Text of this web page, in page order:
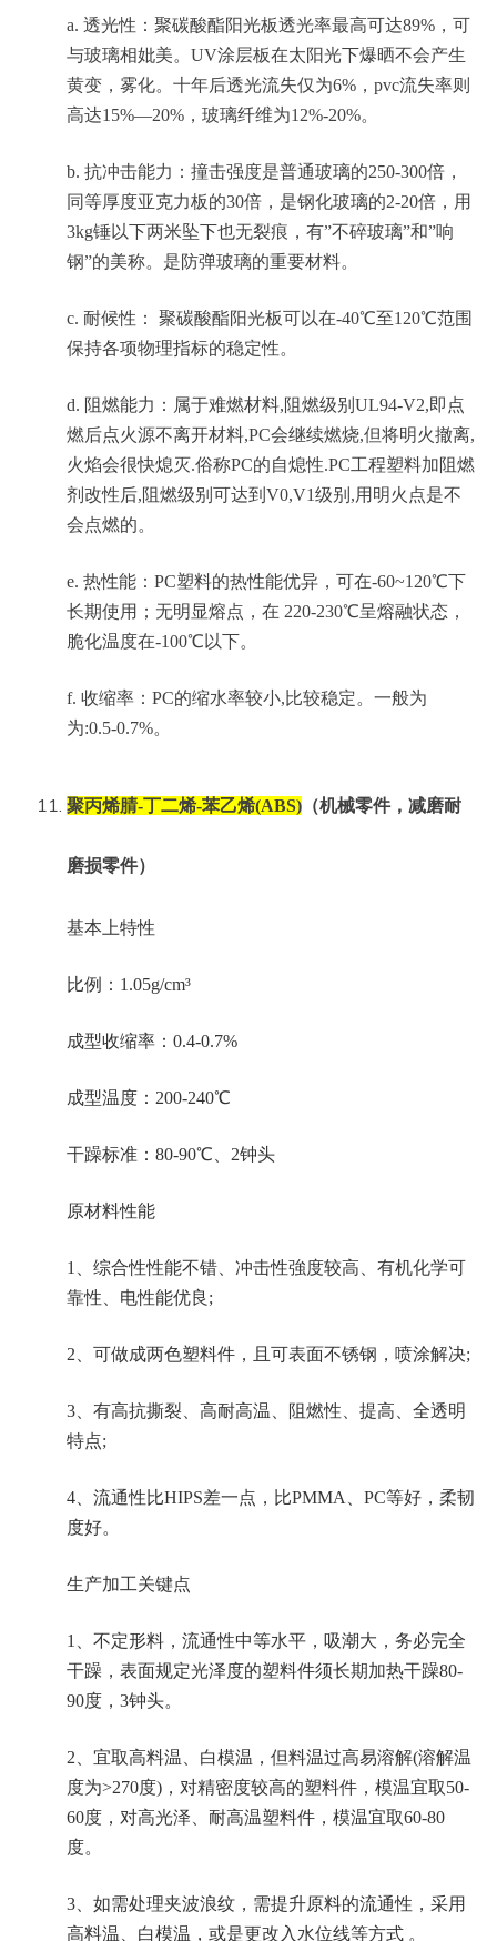
a. 透光性：聚碳酸酯阳光板透光率最高可达89%，可
与玻璃相妣美。UV涂层板在太阳光下爆晒不会产生
黄变，雾化。十年后透光流失仅为6%，pvc流失率则
高达15%—20%，玻璃纤维为12%-20%。
b. 抗冲击能力：撞击强度是普通玻璃的250-300倍，
同等厚度亚克力板的30倍，是钢化玻璃的2-20倍，用
3kg锤以下两米坠下也无裂痕，有”不碎玻璃”和”响
钢”的美称。是防弹玻璃的重要材料。
c. 耐候性： 聚碳酸酯阳光板可以在-40℃至120℃范围
保持各项物理指标的稳定性。
d. 阻燃能力：属于难燃材料,阻燃级别UL94-V2,即点
燃后点火源不离开材料,PC会继续燃烧,但将明火撤离,
火焰会很快熄灭.俗称PC的自熄性.PC工程塑料加阻燃
剂改性后,阻燃级别可达到V0,V1级别,用明火点是不
会点燃的。
e. 热性能：PC塑料的热性能优异，可在-60~120℃下
长期使用；无明显熔点，在 220-230℃呈熔融状态，
脆化温度在-100℃以下。
f. 收缩率：PC的缩水率较小,比较稳定。一般为
为:0.5-0.7%。
聚丙烯腈-丁二烯-苯乙烯(ABS) （机械零件，减磨耐
磨损零件）
基本上特性
比例：1.05g/cm³
成型收缩率：0.4-0.7%
成型温度：200-240℃
干躁标准：80-90℃、2钟头
原材料性能
1、综合性性能不错、冲击性強度较高、有机化学可
靠性、电性能优良;
2、可做成两色塑料件，且可表面不锈钢，喷涂解决;
3、有高抗撕裂、高耐高温、阻燃性、提高、全透明
特点;
4、流通性比HIPS差一点，比PMMA、PC等好，柔韧
度好。
生产加工关键点
1、不定形料，流通性中等水平，吸潮大，务必完全
干躁，表面规定光泽度的塑料件须长期加热干躁80-
90度，3钟头。
2、宜取高料温、白模温，但料温过高易溶解(溶解温
度为>270度)，对精密度较高的塑料件，模温宜取50-
60度，对高光泽、耐高温塑料件，模温宜取60-80
度。
3、如需处理夹波浪纹，需提升原料的流通性，采用
高料温、白模温，或是更改入水位线等方式 。